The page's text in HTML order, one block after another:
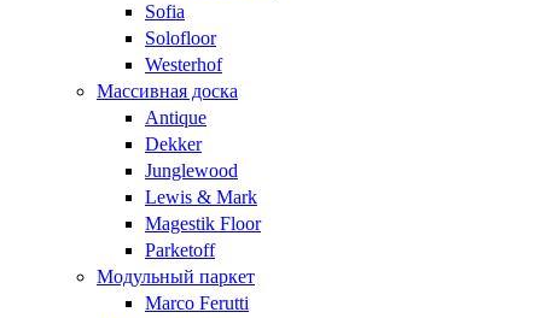
Sofia
Solofloor
Westerhof
Массивная доска
Antique
Dekker
Junglewood
Lewis & Mark
Magestik Floor
Parketoff
Модульный паркет
Marco Ferutti